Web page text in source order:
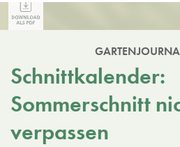
Schnittkalender:
Sommerschnitt
verpassen